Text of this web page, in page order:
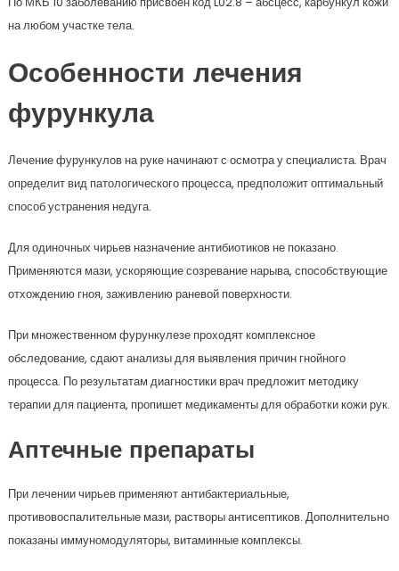
на любом участке тела.
Особенности лечения
фурункула
Лечение фурункулов на руке начинают с осмотра у специалиста. Врач
определит вид патологического процесса, предположит оптимальный
способ устранения недуга.
Для одиночных чирьев назначение антибиотиков не показано.
Применяются мази, ускоряющие созревание нарыва, способствующие
отхождению гноя, заживлению раневой поверхности.
При множественном фурункулезе проходят комплексное
обследование, сдают анализы для выявления причин гнойного
процесса. По результатам диагностики врач предложит методику
терапии для пациента, пропишет медикаменты для обработки кожи рук.
Аптечные препараты
При лечении чирьев применяют антибактериальные,
противовоспалительные мази, растворы антисептиков. Дополнительно
показаны иммуномодуляторы, витаминные комплексы.